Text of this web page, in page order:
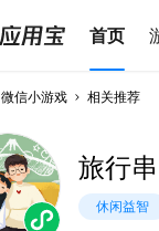
首页
微信小游戏 相关推荐
旅行
休闲益智